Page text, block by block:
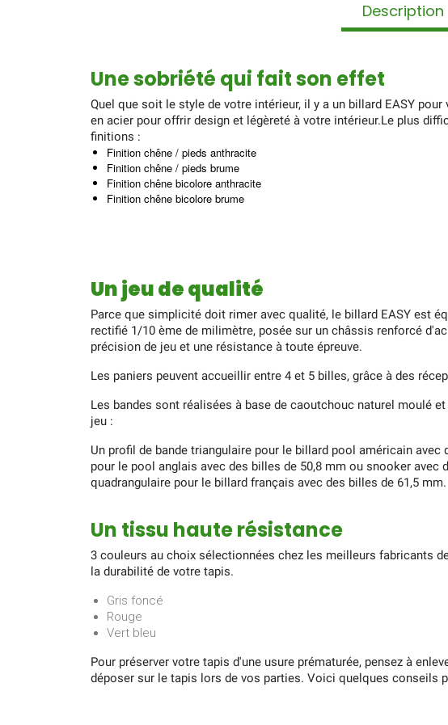
Description
Une sobriété qui fait son effet
Quel que soit le style de votre intérieur, il y a un billard EASY
en acier pour offrir design et légèreté à votre intérieur.Le plus
finitions :
Finition chêne / pieds anthracite
Finition chêne / pieds brume
Finition chêne bicolore anthracite
Finition chêne bicolore brume
Un jeu de qualité
Parce que simplicité doit rimer avec qualité, le billard EASY est
rectifié 1/10 ème de milimètre, posée sur un châssis renforcé
précision de jeu et une résistance à toute épreuve.
Les paniers peuvent accueillir entre 4 et 5 billes, grâce à des
Les bandes sont réalisées à base de caoutchouc naturel moulé
jeu :
Un profil de bande triangulaire pour le billard pool américain avec
pour le pool anglais avec des billes de 50,8 mm ou snooker avec
quadrangulaire pour le billard français avec des billes de 61,5 mm.
Un tissu haute résistance
3 couleurs au choix sélectionnées chez les meilleurs fabricants
la durabilité de votre tapis.
Gris foncé
Rouge
Vert bleu
Pour préserver votre tapis d'une usure prématurée, pensez à
déposer sur le tapis lors de vos parties. Voici quelques conseils